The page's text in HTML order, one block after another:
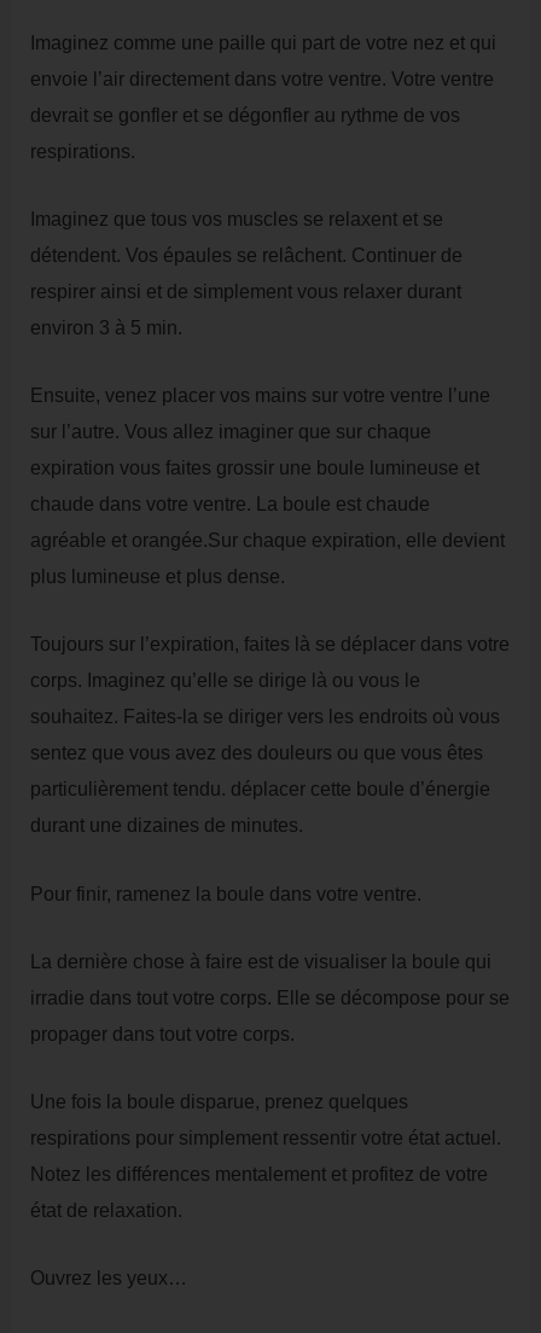
Imaginez comme une paille qui part de votre nez et qui
envoie l’air directement dans votre ventre. Votre ventre
devrait se gonfler et se dégonfler au rythme de vos
respirations.
Imaginez que tous vos muscles se relaxent et se
détendent. Vos épaules se relâchent. Continuer de
respirer ainsi et de simplement vous relaxer durant
environ 3 à 5 min.
Ensuite, venez placer vos mains sur votre ventre l’une
sur l’autre. Vous allez imaginer que sur chaque
expiration vous faites grossir une boule lumineuse et
chaude dans votre ventre. La boule est chaude
agréable et orangée.Sur chaque expiration, elle devient
plus lumineuse et plus dense.
Toujours sur l’expiration, faites là se déplacer dans votre
corps. Imaginez qu’elle se dirige là ou vous le
souhaitez. Faites-la se diriger vers les endroits où vous
sentez que vous avez des douleurs ou que vous êtes
particulièrement tendu. déplacer cette boule d’énergie
durant une dizaines de minutes.
Pour finir, ramenez la boule dans votre ventre.
La dernière chose à faire est de visualiser la boule qui
irradie dans tout votre corps. Elle se décompose pour se
propager dans tout votre corps.
Une fois la boule disparue, prenez quelques
respirations pour simplement ressentir votre état actuel.
Notez les différences mentalement et profitez de votre
état de relaxation.
Ouvrez les yeux…